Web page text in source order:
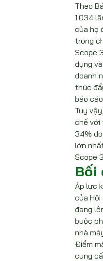
Theo
1.034
của họ
trong
Scope
dụng
doanh
thúc
báo
Tuy
chế với
34%
lớn
Scope
Bối
Áp lực
của
đang
buộc
nhà
Điểm
cung